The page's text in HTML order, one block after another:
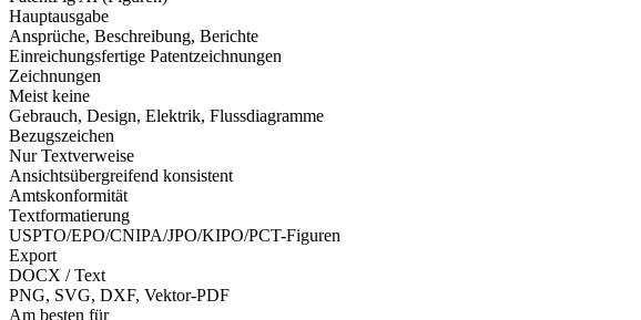
Hauptausgabe
Ansprüche, Beschreibung, Berichte
Einreichungsfertige Patentzeichnungen
Zeichnungen
Meist keine
Gebrauch, Design, Elektrik, Flussdiagramme
Bezugszeichen
Nur Textverweise
Ansichtsübergreifend konsistent
Amtskonformität
Textformatierung
USPTO/EPO/CNIPA/JPO/KIPO/PCT-Figuren
Export
DOCX / Text
PNG, SVG, DXF, Vektor-PDF
Am besten für